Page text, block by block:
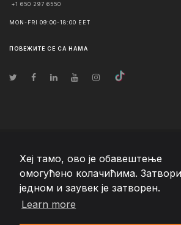
Хеј тамо, ово је обавештење
омогућено колачићима.
једном и заувек је затворен.
Learn more
+1 650 297 6550
MON-FRI 09:00-18:00 EET
ПОВЕЖИТЕ СЕ СА НАМА
-
Changelog● Коришћењем ове странице
href="https://teamextension.rs/sr/pravni/uslovi-
<а href="https://teamextension.rs/sr/pravni/pravila-